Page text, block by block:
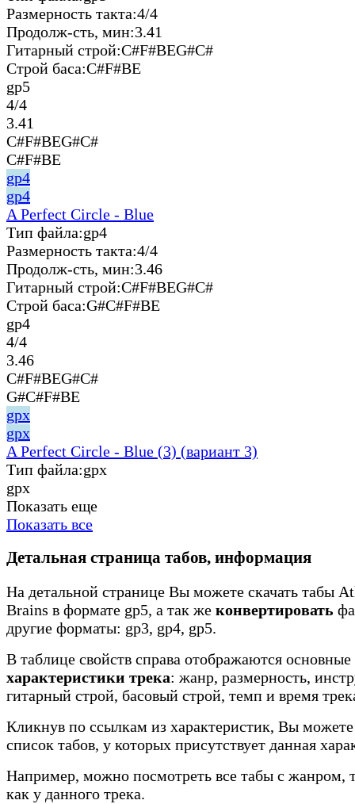
Размерность такта:4/4
Продолж-сть, мин:3.41
Гитарный строй:C#F#BEG#C#
Строй баса:C#F#BE
gp5
4/4
3.41
C#F#BEG#C#
C#F#BE
gp4
gp4
A Perfect Circle - Blue
Тип файла:gp4
Размерность такта:4/4
Продолж-сть, мин:3.46
Гитарный строй:C#F#BEG#C#
Строй баса:G#C#F#BE
gp4
4/4
3.46
C#F#BEG#C#
G#C#F#BE
gpx
gpx
A Perfect Circle - Blue (3) (вариант 3)
Тип файла:gpx
gpx
Показать еще
Показать все
Детальная страница табов, информация
На детальной странице Вы можете скачать табы
Brains в формате gp5, а так же конвертировать
другие форматы: gp3, gp4, gp5.
В таблице свойств справа отображаются основные
характеристики трека: жанр, размерность,
гитарный строй, басовый строй, темп и время
Кликнув по ссылкам из характеристик, Вы
список табов, у которых присутствует данная
Например, можно посмотреть все табы с жанром,
как у данного трека.